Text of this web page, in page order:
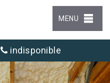
MENU
indisponible